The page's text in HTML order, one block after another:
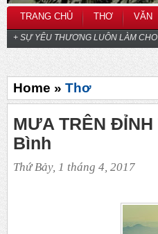
TRANG CHỦ THƠ VĂN
+ SỰ YÊU THƯƠNG LUÔN LÀM
Home » Thơ
MƯA TRÊN
Bình
Thứ Bảy, 1 tháng 4, 2017